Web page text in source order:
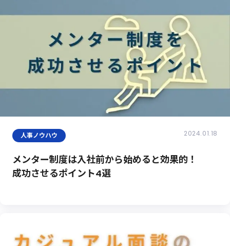
人事ノウハウ 2024.01.18
メンター制度は入社前から始めると効果的！
成功させるポイント4選